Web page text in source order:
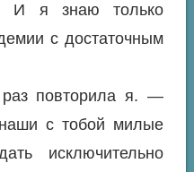
И я знаю только
с достаточным
повторила я. —
с тобой милые
исключительно